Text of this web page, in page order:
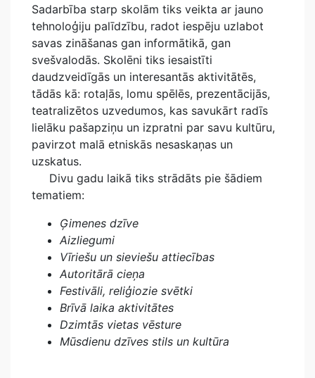
Sadarbība starp skolām tiks veikta ar jauno
tehnoloģiju palīdzību, radot iespēju uzlabot
savas zināšanas gan informātikā, gan
svešvalodās. Skolēni tiks iesaistīti
daudzveidīgās un interesantās aktivitātēs,
tādās kā: rotaļās, lomu spēlēs, prezentācijās,
teatralizētos uzvedumos, kas savukārt radīs
lielāku pašapziņu un izpratni par savu kultūru,
pavirzot malā etniskās nesaskaņas un
uzskatus.
Divu gadu laikā tiks strādāts pie šādiem
tematiem:
Ģimenes dzīve
Aizliegumi
Vīriešu un sieviešu attiecības
Autoritārā cieņa
Festivāli, reliģiozie svētki
Brīvā laika aktivitātes
Dzimtās vietas vēsture
Mūsdienu dzīves stils un kultūra